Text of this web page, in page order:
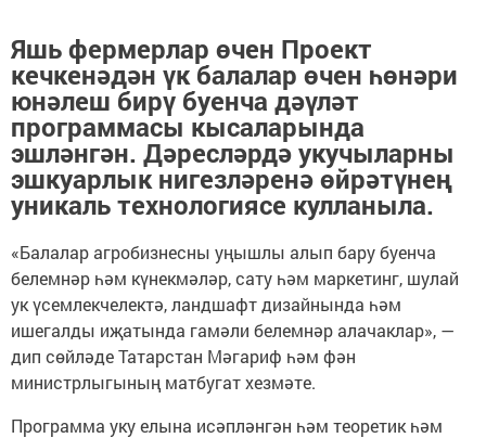
Яшь фермерлар өчен Проект
кечкенәдән үк балалар өчен һөнәри
юнәлеш бирү буенча дәүләт
программасы кысаларында
эшләнгән. Дәресләрдә укучыларны
эшкуарлык нигезләренә өйрәтүнең
уникаль технологиясе кулланыла.
«Балалар агробизнесны уңышлы алып бару буенча
белемнәр һәм күнекмәләр, сату һәм маркетинг, шулай
ук үсемлекчелектә, ландшафт дизайнында һәм
ишегалды иҗатында гамәли белемнәр алачаклар», —
дип сөйләде Татарстан Мәгариф һәм фән
министрлыгының матбугат хезмәте.
Программа уку елына исәпләнгән һәм теоретик һәм